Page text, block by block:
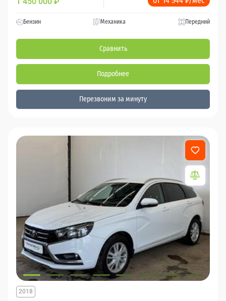
Бензин Механика Передний
Сравнить
Подробнее
Перезвоним за минуту
2018